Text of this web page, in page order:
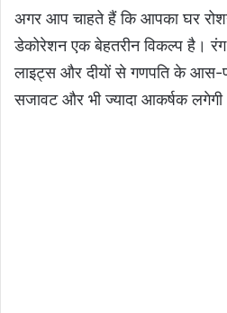
अगर आप चाहते हैं कि आपका घर
डेकोरेशन एक बेहतरीन विकल्प है।
लाइट्स और दीयों से गणपति के आस-
सजावट और भी ज्यादा आकर्षक